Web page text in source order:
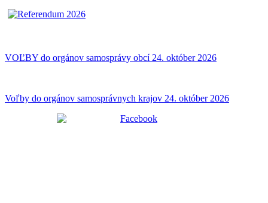
VOĽBY do orgánov samosprávy obcí 24. október 2026
Voľby do orgánov samosprávnych krajov 24. október 2026